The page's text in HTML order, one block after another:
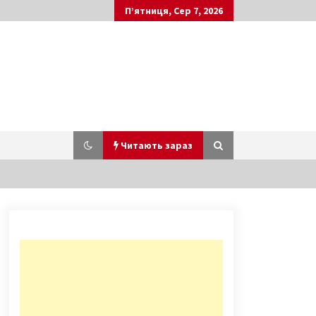
П’ятниця, Сер 7, 2026
Читають зараз